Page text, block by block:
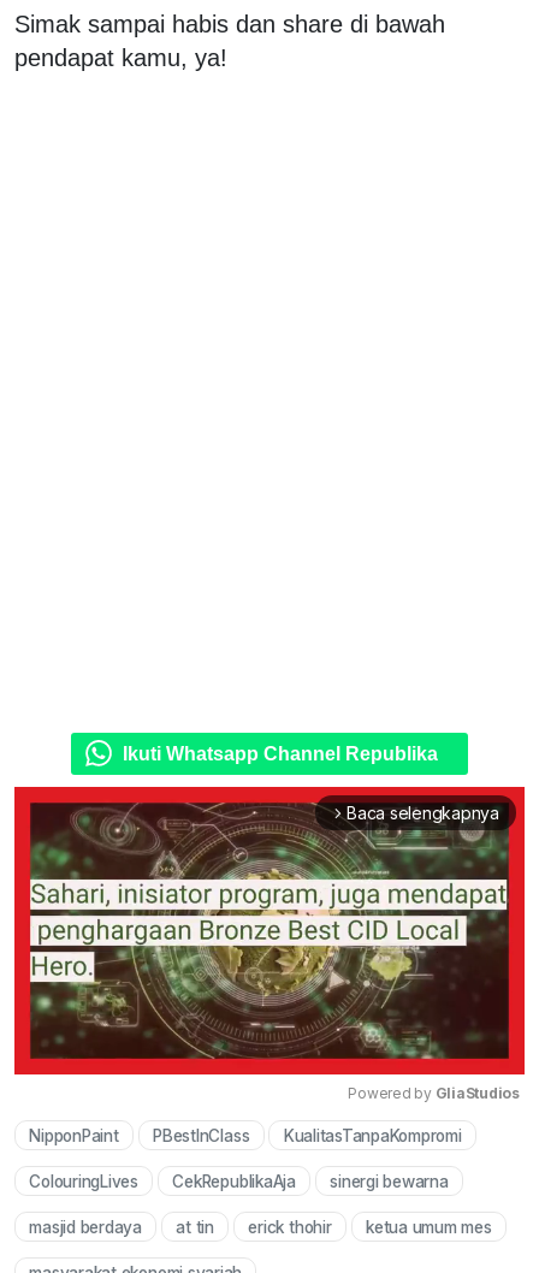
Simak sampai habis dan share di bawah
pendapat kamu, ya!
Ikuti Whatsapp Channel Republika
arrow_forward_ios Baca selengkapnya
Mute
Powered by GliaStudios
NipponPaint PBestInClass KualitasTanpaKompromi
ColouringLives CekRepublikaAja sinergi bewarna
masjid berdaya at tin erick thohir ketua umum mes